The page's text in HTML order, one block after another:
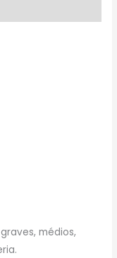
médios,